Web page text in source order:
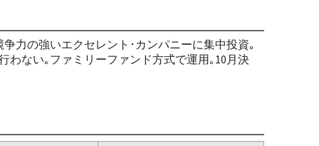
力の強いエクセレント･カンパニーに集中投資｡
わない｡ファミリーファンド方式で運用｡10月決